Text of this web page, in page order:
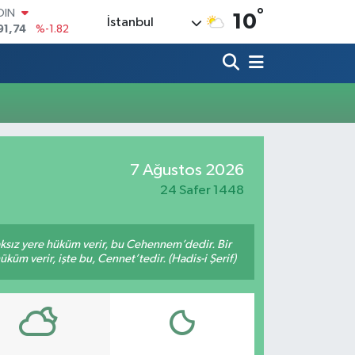
%-1.82
%0.18
İstanbul 10°
7 Ağustos 2026
24 Safer 1448
yere hüküm verir, bu Cehennem’dedir. Bir
verir, işte bu, Cennet’tedir. (Hadis-i Şerif)